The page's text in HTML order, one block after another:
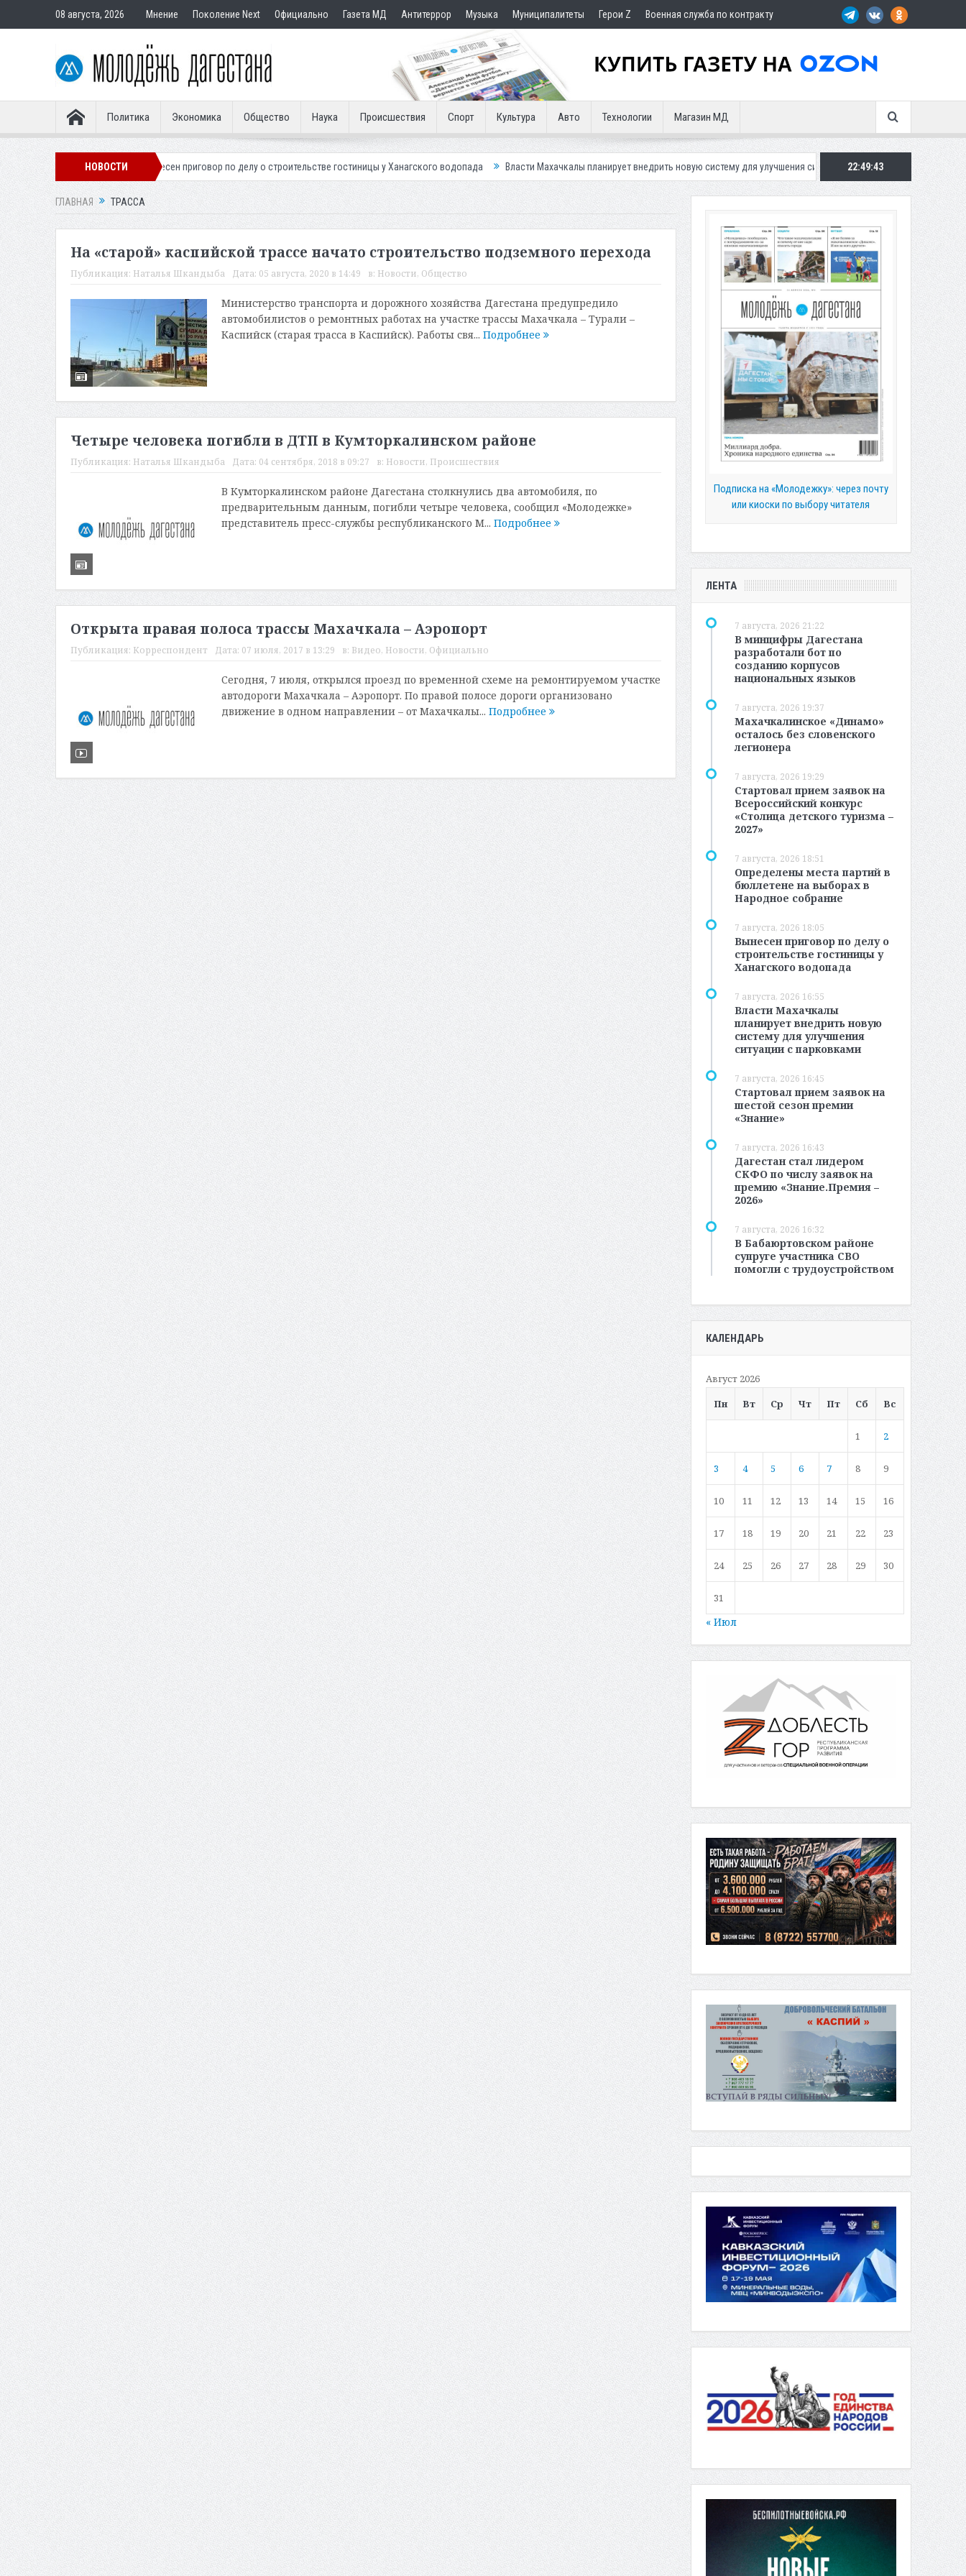
08 августа, 2026 Мнение Поколение Next Официально Газета МД Антитеррор Музыка Муниципалитеты Герои Z Военная служба по контракту
Политика Экономика Общество Наука Происшествия Спорт Культура Авто Технологии Магазин МД
НОВОСТИ
легионера Вынесен приговор по делу о строительстве гостиницы у Ханагского водопада Власти Махачкалы планирует внедрить новую систему для улучшения ситуации с парковками Махачкалинское
22:49:44
ГЛАВНАЯ ТРАССА
На «старой» каспийской трассе начато строительство подземного перехода
Публикация: Наталья Шкандыба Дата: 05 августа, 2020 в 14:49 в: Новости, Общество
Министерство транспорта и дорожного хозяйства Дагестана предупредило
автомобилистов о ремонтных работах на участке трассы Махачкала – Турали –
Каспийск (старая трасса в Каспийск). Работы свя... Подробнее
Четыре человека погибли в ДТП в Кумторкалинском районе
Публикация: Наталья Шкандыба Дата: 04 сентября, 2018 в 09:27 в: Новости, Происшествия
В Кумторкалинском районе Дагестана столкнулись два автомобиля, по
предварительным данным, погибли четыре человека, сообщил «Молодежке»
представитель пресс-службы республиканского М... Подробнее
Открыта правая полоса трассы Махачкала – Аэропорт
Публикация: Корреспондент Дата: 07 июля, 2017 в 13:29 в: Видео, Новости, Официально
Сегодня, 7 июля, открылся проезд по временной схеме на ремонтируемом участке
автодороги Махачкала – Аэропорт. По правой полосе дороги организовано
движение в одном направлении – от Махачкалы... Подробнее
Подписка на «Молодежку»: через почту
или киоски по выбору читателя
ЛЕНТА
7 августа, 2026 21:22
В минцифры Дагестана
разработали бот по
созданию корпусов
национальных языков
7 августа, 2026 19:37
Махачкалинское «Динамо»
осталось без словенского
легионера
7 августа, 2026 19:29
Стартовал прием заявок на
Всероссийский конкурс
«Столица детского туризма –
2027»
7 августа, 2026 18:51
Определены места партий в
бюллетене на выборах в
Народное собрание
7 августа, 2026 18:05
Вынесен приговор по делу о
строительстве гостиницы у
Ханагского водопада
7 августа, 2026 16:55
Власти Махачкалы
планирует внедрить новую
систему для улучшения
ситуации с парковками
7 августа, 2026 16:45
Стартовал прием заявок на
шестой сезон премии
«Знание»
7 августа, 2026 16:43
Дагестан стал лидером
СКФО по числу заявок на
премию «Знание.Премия –
2026»
7 августа, 2026 16:32
В Бабаюртовском районе
супруге участника СВО
помогли с трудоустройством
КАЛЕНДАРЬ
Август 2026
Пн
Вт Ср Чт Пт Сб Вс
1 2
3 4 5 6 7 8 9
10 11 12 13 14 15 16
17 18 19 20 21 22 23
24 25 26 27 28 29 30
31
« Июл